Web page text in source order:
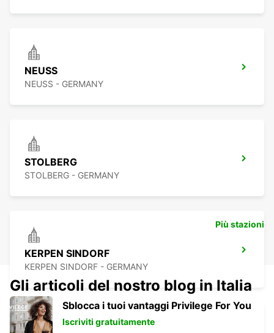
NEUSS
NEUSS - GERMANY
STOLBERG
STOLBERG - GERMANY
KERPEN SINDORF
KERPEN SINDORF - GERMANY
Più stazioni
Gli articoli del nostro blog in Italia
Sblocca i tuoi vantaggi Privilege For You
Iscriviti gratuitamente